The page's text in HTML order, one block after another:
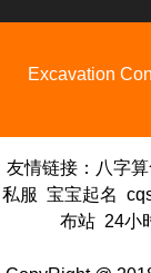
Excavation
友情链接： 八字
私服 宝宝起名
布站 24小